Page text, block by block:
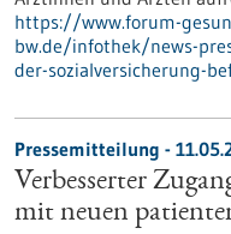
https://www.forum-
bw.de/infothek/news-
der-sozialversicherung-
Pressemitteilung -
Verbesserter
mit neuen